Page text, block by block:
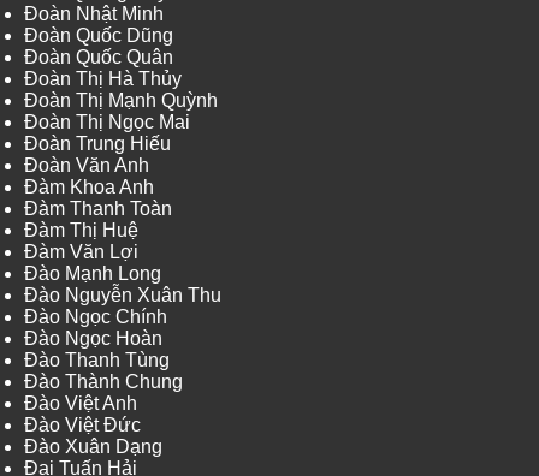
Đoàn Nhật Minh
Đoàn Quốc Dũng
Đoàn Quốc Quân
Đoàn Thị Hà Thủy
Đoàn Thị Mạnh Quỳnh
Đoàn Thị Ngọc Mai
Đoàn Trung Hiếu
Đoàn Văn Anh
Đàm Khoa Anh
Đàm Thanh Toàn
Đàm Thị Huệ
Đàm Văn Lợi
Đào Mạnh Long
Đào Nguyễn Xuân Thu
Đào Ngọc Chính
Đào Ngọc Hoàn
Đào Thanh Tùng
Đào Thành Chung
Đào Việt Anh
Đào Việt Đức
Đào Xuân Dạng
Đại Tuấn Hải